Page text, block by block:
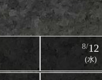
8/12
(水)